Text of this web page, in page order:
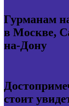
Гурманам
в Москве,
на-Дону
стоит